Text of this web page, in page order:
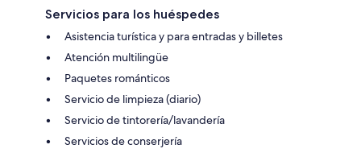
Servicios para los huéspedes
Asistencia turística y para entradas y billetes
Atención multilingüe
Paquetes románticos
Servicio de limpieza (diario)
Servicio de tintorería/lavandería
Servicios de conserjería